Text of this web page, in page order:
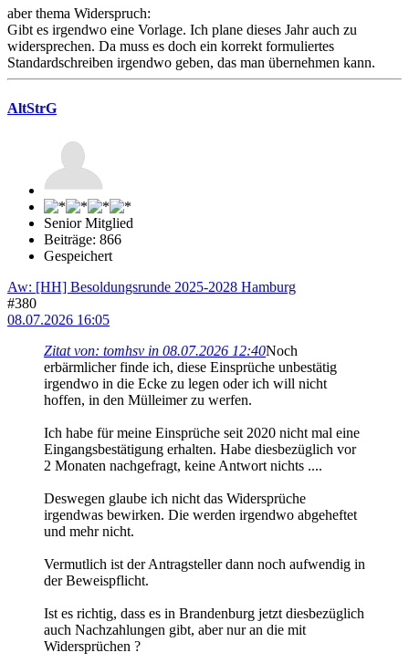
aber thema Widerspruch:
Gibt es irgendwo eine Vorlage. Ich plane dieses Jahr auch zu
widersprechen. Da muss es doch ein korrekt formuliertes
Standardschreiben irgendwo geben, das man übernehmen kann.
AltStrG
Senior Mitglied
Beiträge: 866
Gespeichert
Aw: [HH] Besoldungsrunde 2025-2028 Hamburg
#380
08.07.2026 16:05
Zitat von: tomhsv in 08.07.2026 12:40Noch
erbärmlicher finde ich, diese Einsprüche unbestätig
irgendwo in die Ecke zu legen oder ich will nicht
hoffen, in den Mülleimer zu werfen.
Ich habe für meine Einsprüche seit 2020 nicht mal eine
Eingangsbestätigung erhalten. Habe diesbezüglich vor
2 Monaten nachgefragt, keine Antwort nichts ....
Deswegen glaube ich nicht das Widersprüche
irgendwas bewirken. Die werden irgendwo abgeheftet
und mehr nicht.
Vermutlich ist der Antragsteller dann noch aufwendig in
der Beweispflicht.
Ist es richtig, dass es in Brandenburg jetzt diesbezüglich
auch Nachzahlungen gibt, aber nur an die mit
Widersprüchen ?